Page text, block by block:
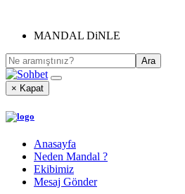
MANDAL DiNLE
× Kapat
Anasayfa
Neden Mandal ?
Ekibimiz
Mesaj Gönder